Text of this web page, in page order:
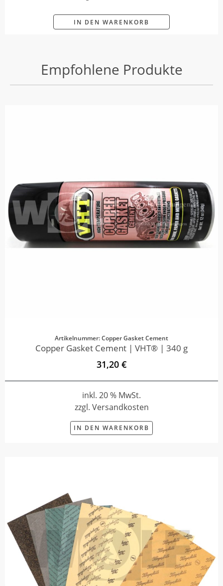
IN DEN WARENKORB
Empfohlene Produkte
Artikelnummer: Copper Gasket Cement
Copper Gasket Cement | VHT® | 340 g
31,20 €
inkl. 20 % MwSt.
zzgl. Versandkosten
IN DEN WARENKORB